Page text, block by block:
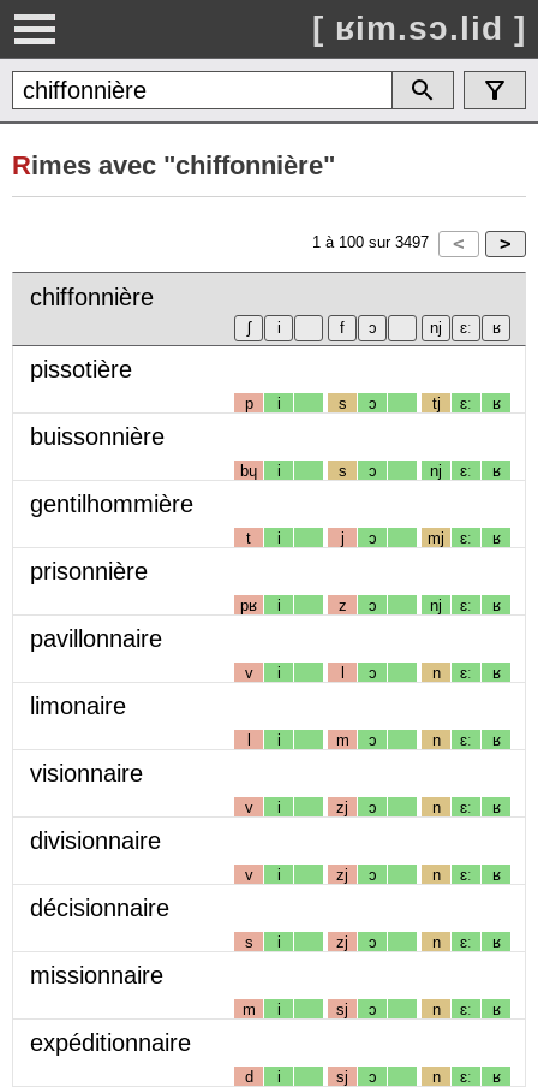
[ ʁim.sɔ.lid ]
Rimes avec "chiffonnière"
1 à 100 sur 3497
chiffonnière
pissotière
p i s ɔ tj ɛː ʁ
buissonnière
bɥ i s ɔ nj ɛː ʁ
gentilhommière
t i j ɔ mj ɛː ʁ
prisonnière
pʁ i z ɔ nj ɛː ʁ
pavillonnaire
v i l ɔ n ɛː ʁ
limonaire
l i m ɔ n ɛː ʁ
visionnaire
v i zj ɔ n ɛː ʁ
divisionnaire
v i zj ɔ n ɛː ʁ
décisionnaire
s i zj ɔ n ɛː ʁ
missionnaire
m i sj ɔ n ɛː ʁ
expéditionnaire
d i sj ɔ n ɛː ʁ